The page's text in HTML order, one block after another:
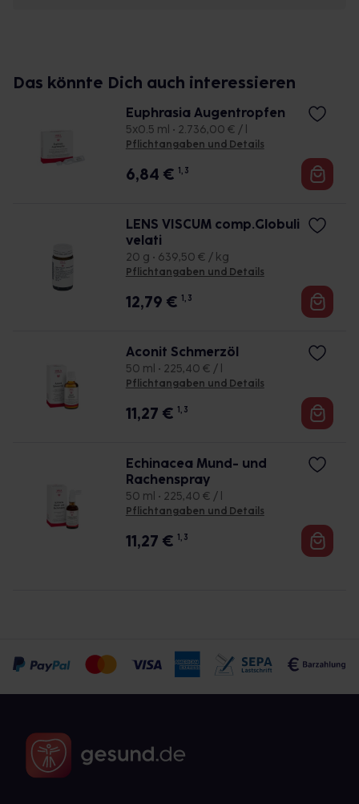
Das könnte Dich auch interessieren
Euphrasia Augentropfen
5x0.5 ml • 2.736,00 € / l
Pflichtangaben und Details
6,84 € 1, 3
LENS VISCUM comp.Globuli
velati
20 g • 639,50 € / kg
Pflichtangaben und Details
12,79 € 1, 3
Aconit Schmerzöl
50 ml • 225,40 € / l
Pflichtangaben und Details
11,27 € 1, 3
Echinacea Mund- und
Rachenspray
50 ml • 225,40 € / l
Pflichtangaben und Details
11,27 € 1, 3